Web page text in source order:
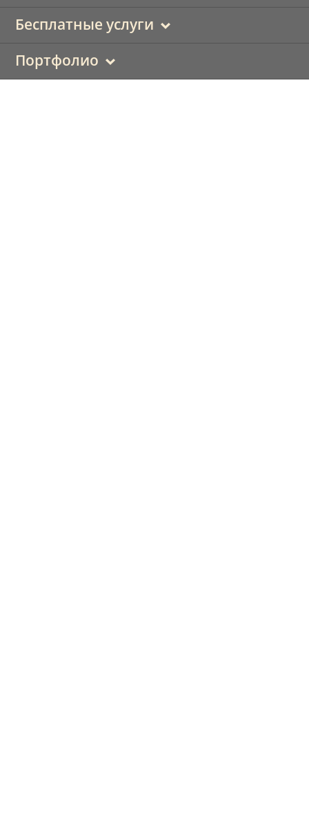
Бесплатные услуги
Портфолио